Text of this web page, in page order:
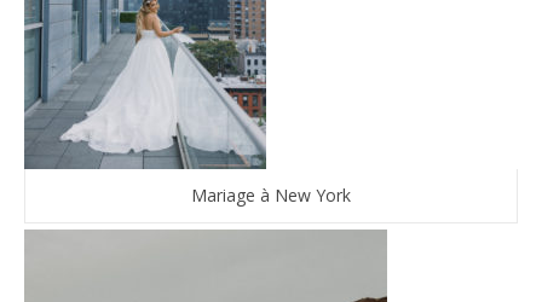
Mariage à New York